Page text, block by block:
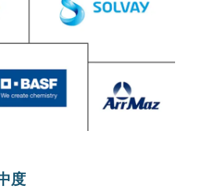
度